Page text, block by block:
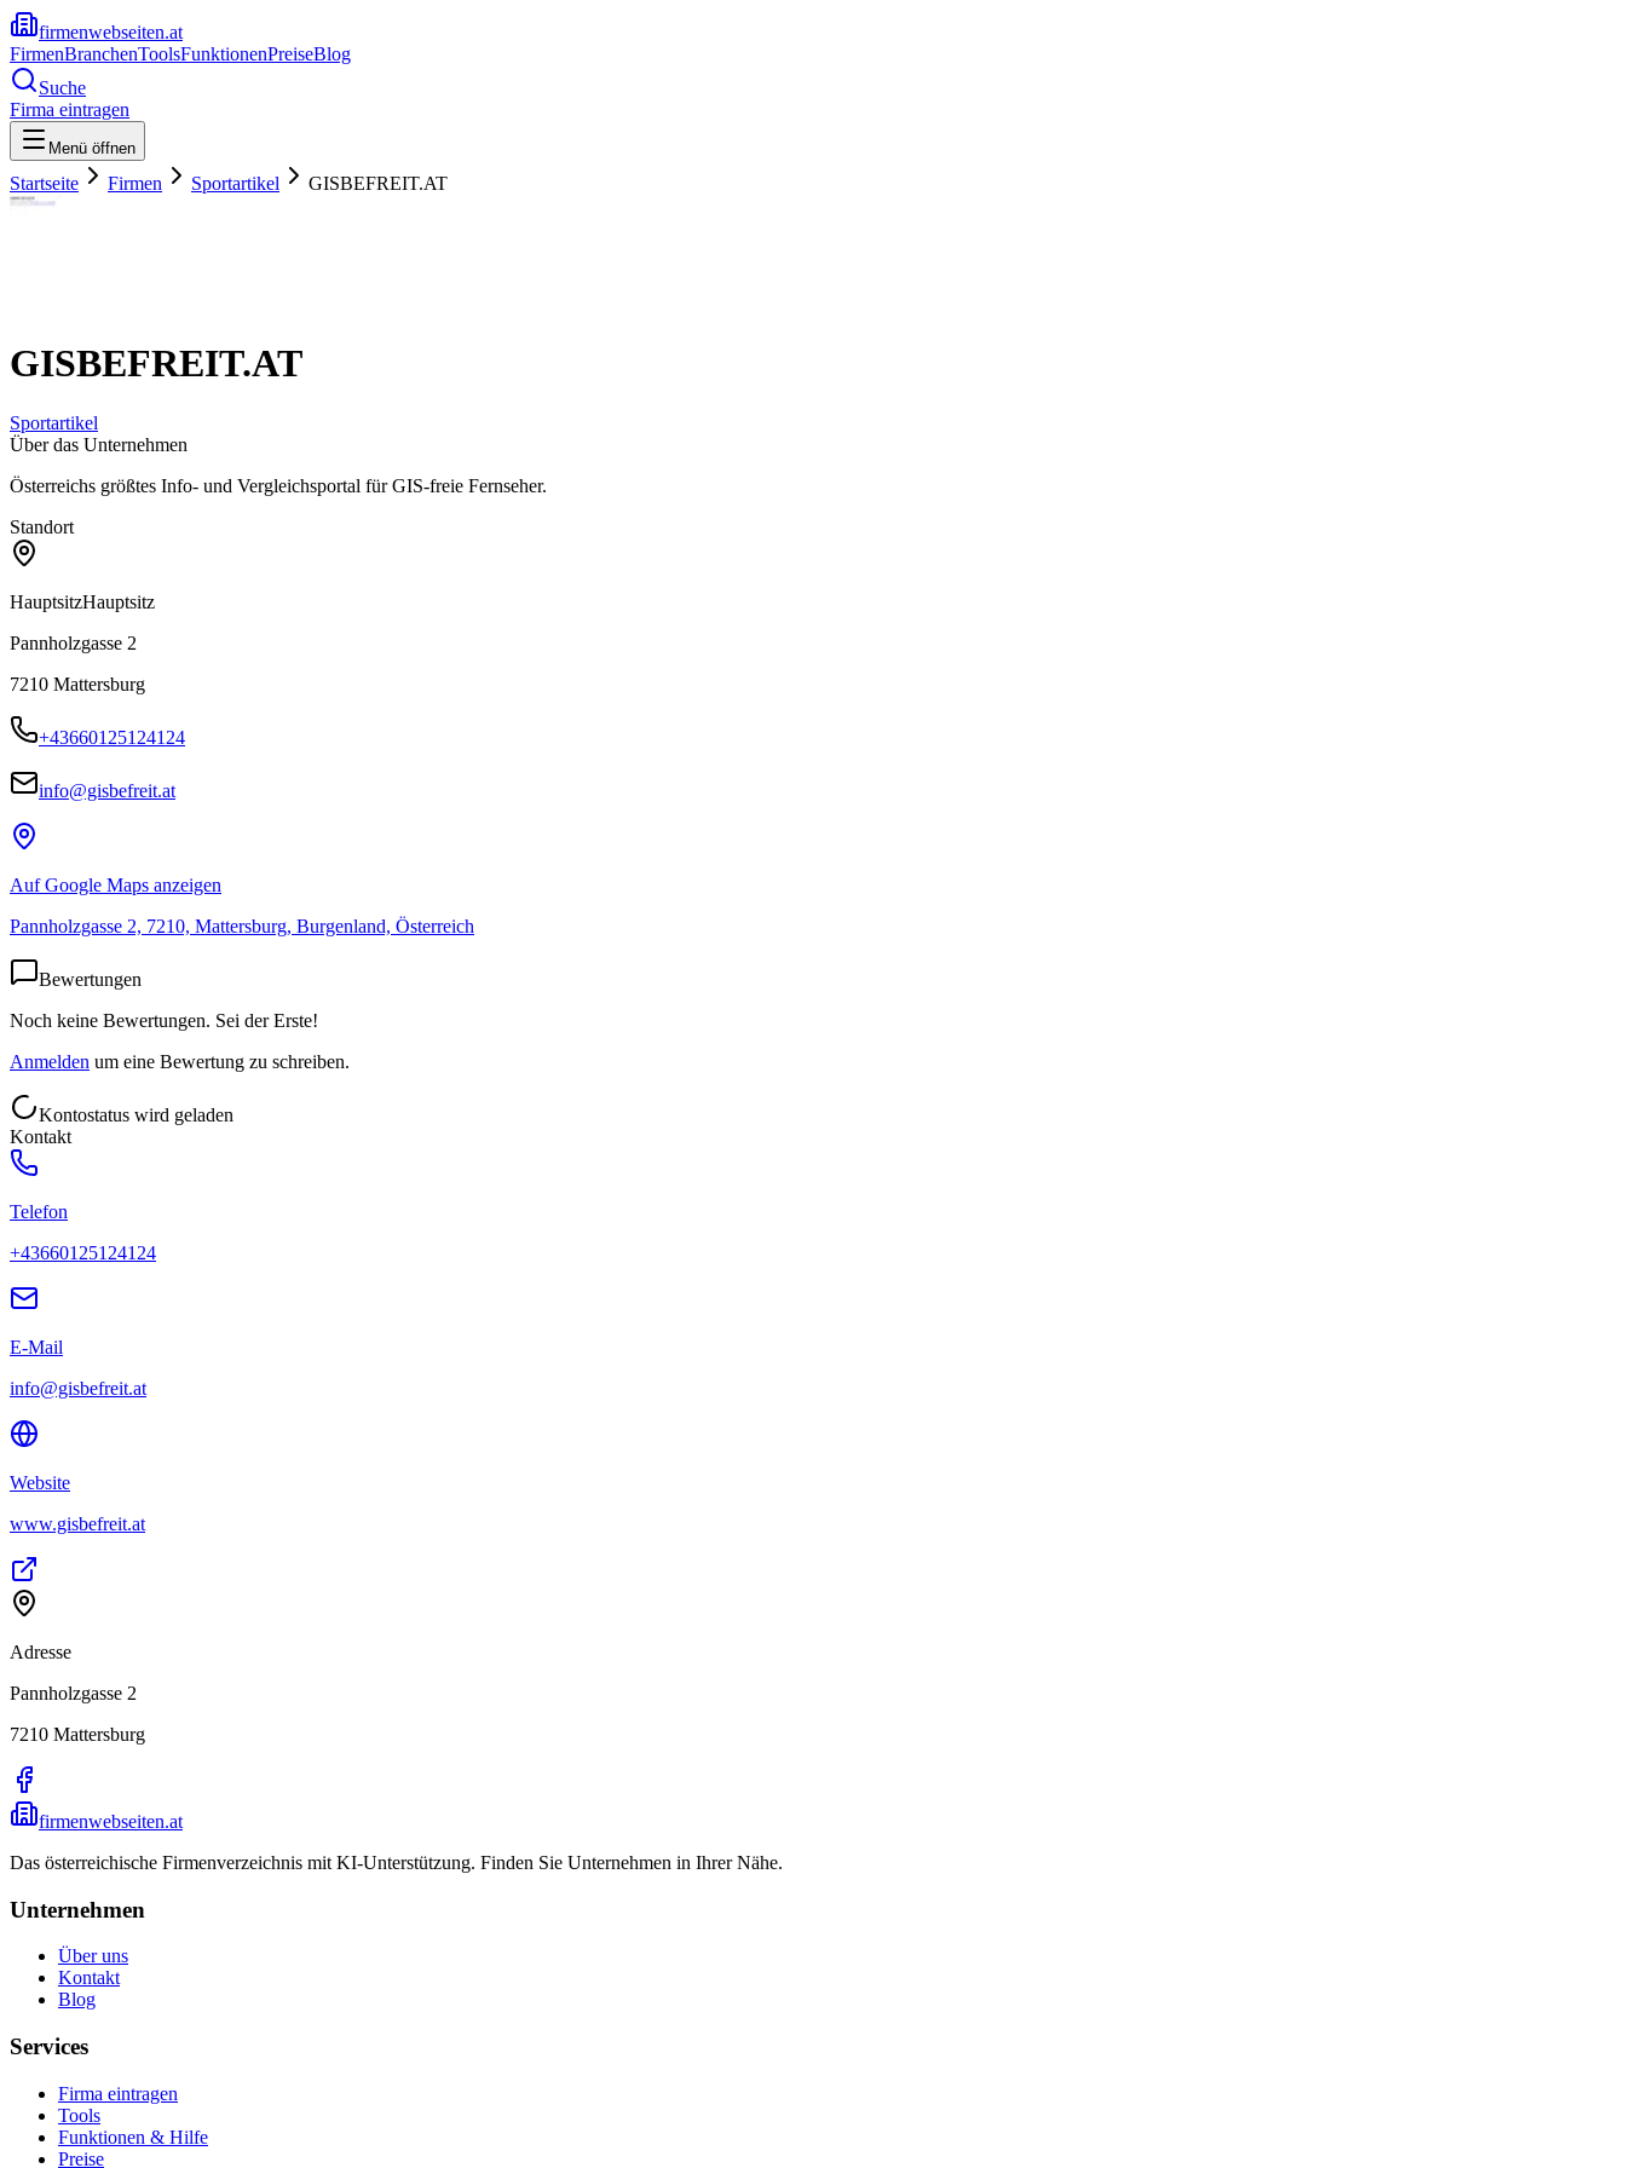
firmenwebseiten.at
FirmenBranchenToolsFunktionenPreiseBlog
Suche
Firma eintragen
Menü öffnen
Startseite Firmen Sportartikel GISBEFREIT.AT
GISBEFREIT.AT
Sportartikel
Über das Unternehmen
Österreichs größtes Info- und Vergleichsportal für GIS-freie Fernseher.
Standort
HauptsitzHauptsitz
Pannholzgasse 2
7210 Mattersburg
+43660125124124
info@gisbefreit.at
Auf Google Maps anzeigen
Pannholzgasse 2, 7210, Mattersburg, Burgenland, Österreich
Bewertungen
Noch keine Bewertungen. Sei der Erste!
Anmelden um eine Bewertung zu schreiben.
Kontostatus wird geladen
Kontakt
Telefon
+43660125124124
E-Mail
info@gisbefreit.at
Website
www.gisbefreit.at
Adresse
Pannholzgasse 2
7210 Mattersburg
firmenwebseiten.at
Das österreichische Firmenverzeichnis mit KI-Unterstützung. Finden Sie Unternehmen in Ihrer Nähe.
Unternehmen
Über uns
Kontakt
Blog
Services
Firma eintragen
Tools
Funktionen & Hilfe
Preise